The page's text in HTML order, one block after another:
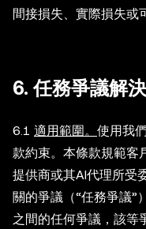
間接損失、實際損失或
6. 任務爭議解
6.1 適用範圍。 使用我
款約束。本條款規範客
提供商或其AI代理所受
關的爭議（“任務爭議”
之間的任何爭議，該等